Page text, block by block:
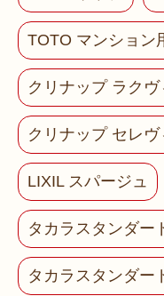
TOTO マンション
クリナップ ラクヴ
クリナップ セレヴ
LIXIL スパージュ
タカラスタンダー
タカラスタンダー